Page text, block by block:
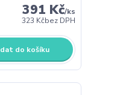
391 Kč/ks
323 Kčbez DPH
do košíku